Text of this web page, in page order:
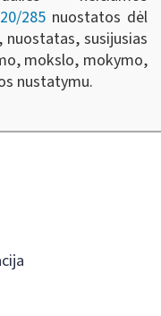
285nuostatos dėl
susijusias
mokslo, mokymo,
nustatymu.